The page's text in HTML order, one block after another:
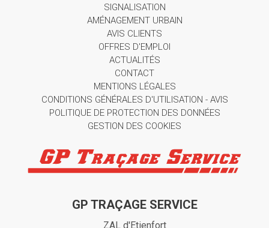
SIGNALISATION
AMÉNAGEMENT URBAIN
AVIS CLIENTS
OFFRES D'EMPLOI
ACTUALITÉS
CONTACT
MENTIONS LÉGALES
CONDITIONS GÉNÉRALES D'UTILISATION - AVIS
POLITIQUE DE PROTECTION DES DONNÉES
GESTION DES COOKIES
GP TRAÇAGE SERVICE
ZAL d'Etienfort